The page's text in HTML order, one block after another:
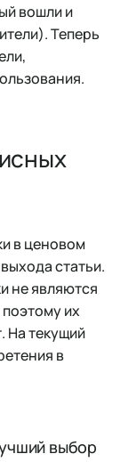
вошли и
Теперь
в ценовом
статьи.
не являются
их
На текущий
в
выбор